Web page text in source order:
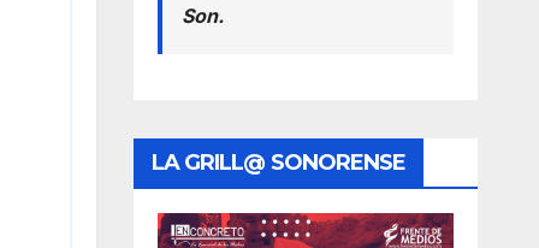
Son.
LA GRILL@ SONORENSE